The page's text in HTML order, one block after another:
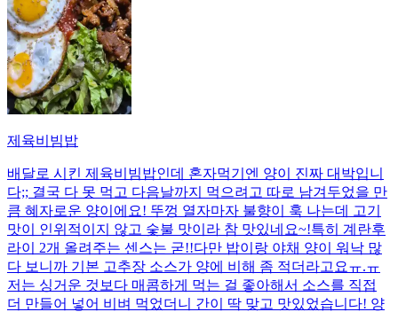
제육비빔밥
배달로 시킨 제육비빔밥인데 혼자먹기엔 양이 진짜 대박입니
다;; 결국 다 못 먹고 다음날까지 먹으려고 따로 남겨두었을 만
큼 혜자로운 양이에요! 뚜껑 열자마자 불향이 훅 나는데 고기
맛이 인위적이지 않고 숯불 맛이라 참 맛있네요~!특히 계란후
라이 2개 올려주는 센스는 굳!! ​다만 밥이랑 야채 양이 워낙 많
다 보니까 기본 고추장 소스가 양에 비해 좀 적더라고요ㅠ.ㅠ
저는 싱거운 것보다 매콤하게 먹는 걸 좋아해서 소스를 직접
더 만들어 넣어 비벼 먹었더니 간이 딱 맞고 맛있었습니다! 양